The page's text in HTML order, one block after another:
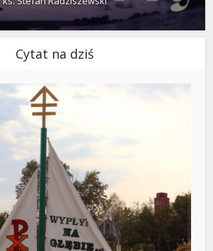
Cytat na dziś